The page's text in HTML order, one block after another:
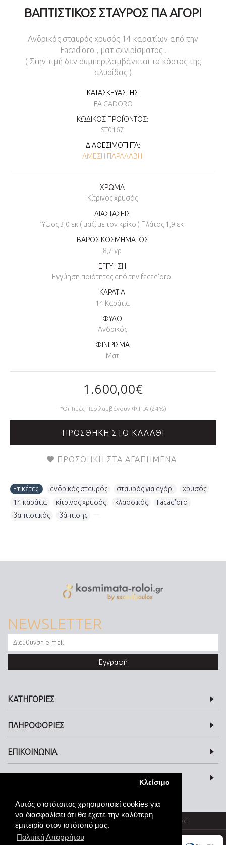
Αυτός ο ιστότοπος χρησιμοποιεί cookies για
να διασφαλίσει ότι θα έχετε την καλύτερη
εμπειρία στον ιστότοπό μας.
Πολιτική Απορρήτου
Κλείσιμο
ΒΑΠΤΙΣΤΙΚΌΣ ΣΤΑΥΡΌΣ ΓΙΑ ΑΓΌΡΙ
Ανδρικός σταυρός χρυσός 14 καρατίων από την
Facad'oro , ματ φινιρίσματος .
( Στην τιμή δεν συμπεριλαμβάνεται το κόστος της
αλυσίδας )
ΚΑΤΑΣΚΕΥΑΣΤΉΣ:
FA CADORO
ΚΩΔΙΚΌΣ ΠΡΟΪΌΝΤΟΣ:
ST0167
ΔΙΑΘΕΣΙΜΌΤΗΤΑ:
ΆΜΕΣΗ ΠΑΡΑΛΑΒΉ
ΧΡΩΜΑ
Κίτρινος χρυσός
ΔΙΑΣΤΑΣΕΙΣ
Ύψος 3,0 εκ ( μαζί με τον κρίκο ) Πλάτος 1,9 εκ
ΒΑΡΟΣ ΚΟΣΜΗΜΑΤΟΣ
8,7 γρ
ΕΓΓΥΗΣΗ
Εγγύηση ποιότητας από την facad'oro.
ΚΑΡΑΤΙΑ
14 Καράτια
ΦΥΛΟ
Ανδρικός
ΦΙΝΙΡΙΣΜΑ
Ματ
1.600,00€
*Οι Τιμές Περιλαμβάνουν Φ.Π.Α.(24%)
ΠΡΟΣΘΉΚΗ ΣΤΟ ΚΑΛΆΘΙ
ΠΡΟΣΘΉΚΗ ΣΤΑ ΑΓΑΠΗΜΈΝΑ
Ετικέτες: ανδρικός σταυρός σταυρός για αγόρι χρυσός
14 καράτια
κίτρινος χρυσός κλασσικός Facad'oro
βαπτιστικός
βάπτισης
NEWSLETTER
Εγγραφή
ΚΑΤΗΓΟΡΙΕΣ
ΠΛΗΡΟΦΟΡΙΕΣ
ΕΠΙΚΟΙΝΩΝΙΑ
© kosmimata-roloi.gr Jewellery. All rights reserved